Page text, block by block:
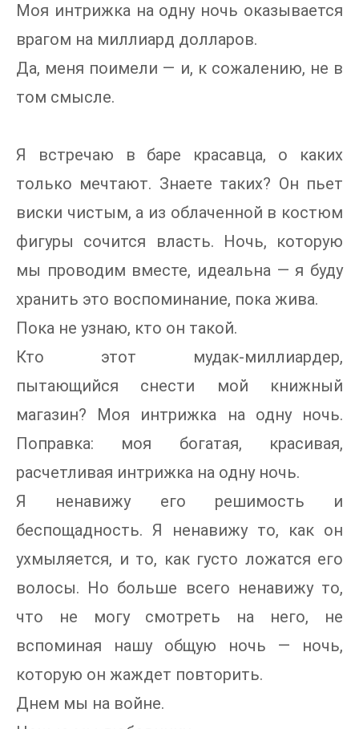
Моя интрижка на одну ночь оказывается
врагом на миллиард долларов.
Да, меня поимели — и, к сожалению, не в
том смысле.
Я встречаю в баре красавца, о каких
только мечтают. Знаете таких? Он пьет
виски чистым, а из облаченной в костюм
фигуры сочится власть. Ночь, которую
мы проводим вместе, идеальна — я буду
хранить это воспоминание, пока жива.
Пока не узнаю, кто он такой.
Кто этот мудак-миллиардер,
пытающийся снести мой книжный
магазин? Моя интрижка на одну ночь.
Поправка: моя богатая, красивая,
расчетливая интрижка на одну ночь.
Я ненавижу его решимость и
беспощадность. Я ненавижу то, как он
ухмыляется, и то, как густо ложатся его
волосы. Но больше всего ненавижу то,
что не могу смотреть на него, не
вспоминая нашу общую ночь — ночь,
которую он жаждет повторить.
Днем мы на войне.